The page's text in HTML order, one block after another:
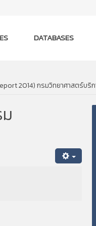
DATABASES
2014) กรมวิทยาศาสตร์บริ